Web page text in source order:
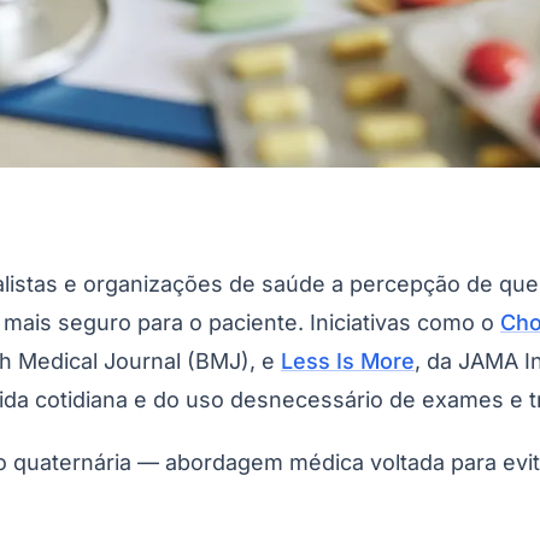
e organizações de saúde a percepção de
seguro para o paciente. Iniciativas como o
Medical Journal (BMJ), e Less Is More, da JAMA
cotidiana e do uso desnecessário de exames e
— abordagem médica voltada para